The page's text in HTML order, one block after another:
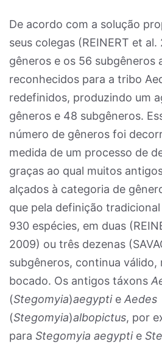
De acordo com a solução
seus colegas (REINERT et
gêneros e os 56 subgêneros
reconhecidos para a tribo
redefinidos, produzindo um
gêneros e 48 subgêneros.
número de gêneros foi
medida de um processo de
graças ao qual muitos
alçados à categoria de
que pela definição
930 espécies, em duas
2009) ou três dezenas
subgêneros, continua válido,
bocado. Os antigos táxons
(Stegomyia)aegyptie Aedes
(Stegomyia)albopictus, por
para Stegomyia aegyptie